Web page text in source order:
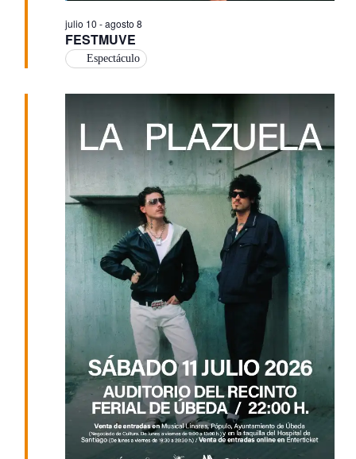
FESTMUVE
julio 10 -agosto 8
Espectáculo